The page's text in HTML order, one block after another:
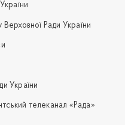
Ради України
України
телеканал «Рада»